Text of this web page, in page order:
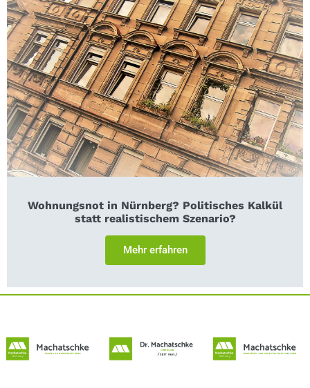
Wohnungsnot in Nürnberg? Politisches Kalkül
statt realistischem Szenario?
Mehr erfahren